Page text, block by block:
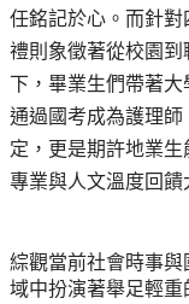
任銘記於心。而針
禮則象徵著從校園
下，畢業生們帶著
通過國考成為護理
定，更是期許地業
專業與人文溫度回饋
綜觀當前社會時事
域中扮演著舉足輕